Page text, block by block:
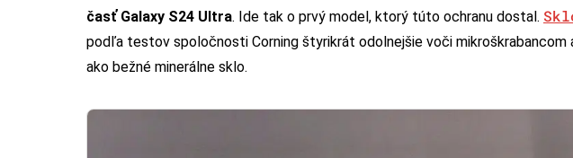
časť Galaxy S24 Ultra. Ide tak o prvý model, ktorý túto ochranu dostal.
podľa testov spoločnosti Corning štyrikrát odolnejšie voči mikroškrabancom
ako bežné minerálne sklo.